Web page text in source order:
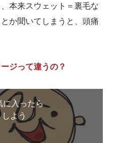
本来スウェット＝裏毛な
か聞いてしまうと、頭痛
ジって違うの？
に入ったら
よう